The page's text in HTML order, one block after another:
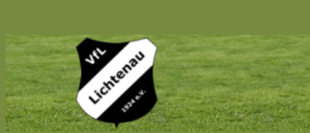
Springe
zum
Inhalt